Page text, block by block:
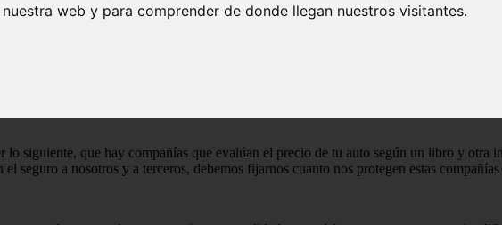
web y para comprender de donde llegan nuestros visitantes.
lo siguiente, que hay compañías que evalúan el precio de tu auto según un libro y otra
seguro a nosotros y a terceros, debemos fijarnos cuanto nos protegen estas